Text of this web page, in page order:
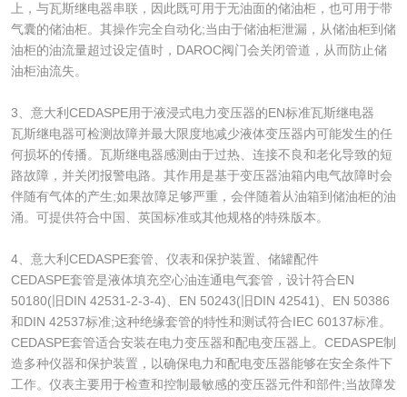
上，与瓦斯继电器串联，因此既可用于无油面的储油柜，也可用于带
气囊的储油柜。其操作完全自动化;当由于储油柜泄漏，从储油柜到储
油柜的油流量超过设定值时，DAROC阀门会关闭管道，从而防止储
油柜油流失。
3、意大利CEDASPE用于液浸式电力变压器的EN标准瓦斯继电器
瓦斯继电器可检测故障并最大限度地减少液体变压器内可能发生的任
何损坏的传播。瓦斯继电器感测由于过热、连接不良和老化导致的短
路故障，并关闭报警电路。其作用是基于变压器油箱内电气故障时会
伴随有气体的产生;如果故障足够严重，会伴随着从油箱到储油柜的油
涌。可提供符合中国、英国标准或其他规格的特殊版本。
4、意大利CEDASPE套管、仪表和保护装置、储罐配件
CEDASPE套管是液体填充空心油连通电气套管，设计符合EN
50180(旧DIN 42531-2-3-4)、EN 50243(旧DIN 42541)、EN 50386
和DIN 42537标准;这种绝缘套管的特性和测试符合IEC 60137标准。
CEDASPE套管适合安装在电力变压器和配电变压器上。CEDASPE制
造多种仪器和保护装置，以确保电力和配电变压器能够在安全条件下
工作。仪表主要用于检查和控制最敏感的变压器元件和部件;当故障发